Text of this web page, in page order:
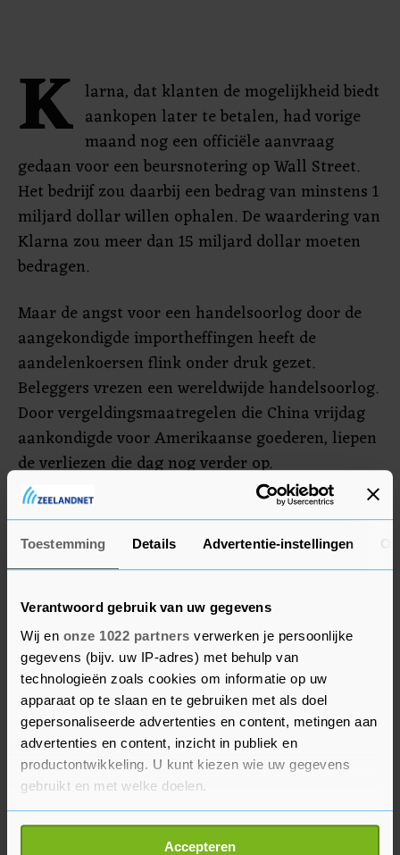
Toestemming Details Advertentie-instellingen
Verantwoord gebruik van uw gegevens
Wij en onze 1022 partners verwerken je persoonlijke
gegevens (bijv. uw IP-adres) met behulp van
technologieën zoals cookies om informatie op uw
apparaat op te slaan en te gebruiken met als doel
gepersonaliseerde advertenties en content, metingen aan
advertenties en content, inzicht in publiek en
productontwikkeling. U kunt kiezen wie uw gegevens
gebruikt en met welke doelen.
Als u het toestaat, willen we ook graag:
Accepteren
K larna, dat klanten de mogelijkheid biedt
aankopen later te betalen, had vorige
maand nog een officiële aanvraag
gedaan voor een beursnotering op Wall Street.
Het bedrijf zou daarbij een bedrag van minstens 1
miljard dollar willen ophalen. De waardering van
Klarna zou meer dan 15 miljard dollar moeten
bedragen.
Maar de angst voor een handelsoorlog door de
aangekondigde importheffingen heeft de
aandelenkoersen flink onder druk gezet.
Beleggers vrezen een wereldwijde handelsoorlog.
Door vergeldingsmaatregelen die China vrijdag
aankondigde voor Amerikaanse goederen, liepen
de verliezen die dag nog verder op.
Klarna wilde tegenover Financial Times niet
reageren.